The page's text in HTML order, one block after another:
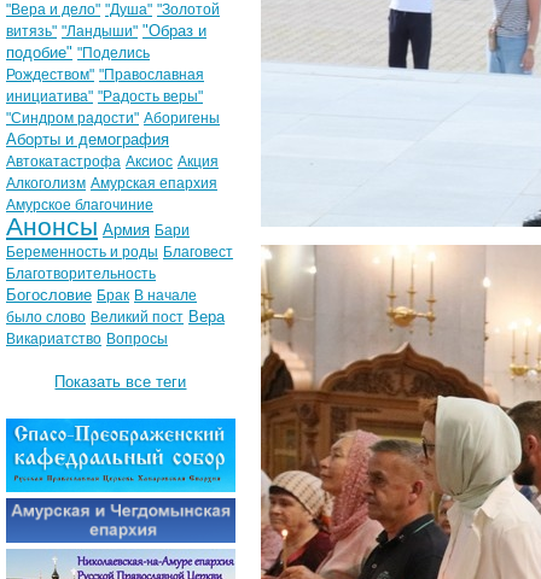
"Вера и дело" "Душа" "Золотой
витязь" "Ландыши" "Образ и
подобие" "Поделись
Рождеством" "Православная
инициатива" "Радость веры"
"Синдром радости" Аборигены
Аборты и демография
Автокатастрофа Аксиос Акция
Алкоголизм Амурская епархия
Амурское благочиние
Анонсы Армия Бари
Беременность и роды Благовест
Благотворительность
Богословие Брак В начале
было слово Великий пост Вера
Викариатство Вопросы
Показать все теги